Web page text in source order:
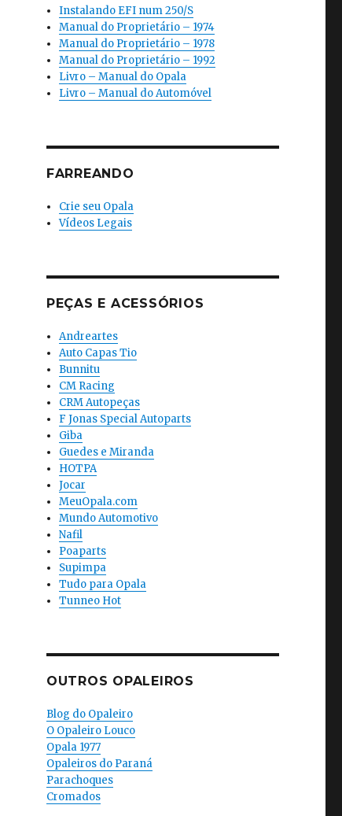
Instalando EFI num 250/S
Manual do Proprietário – 1974
Manual do Proprietário – 1978
Manual do Proprietário – 1992
Livro – Manual do Opala
Livro – Manual do Automóvel
FARREANDO
Crie seu Opala
Vídeos Legais
PEÇAS E ACESSÓRIOS
Andreartes
Auto Capas Tio
Bunnitu
CM Racing
CRM Autopeças
F Jonas Special Autoparts
Giba
Guedes e Miranda
HOTPA
Jocar
MeuOpala.com
Mundo Automotivo
Nafil
Poaparts
Supimpa
Tudo para Opala
Tunneo Hot
OUTROS OPALEIROS
Blog do Opaleiro
O Opaleiro Louco
Opala 1977
Opaleiros do Paraná
Parachoques
Cromados